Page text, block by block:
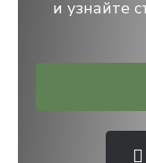
и узнайте